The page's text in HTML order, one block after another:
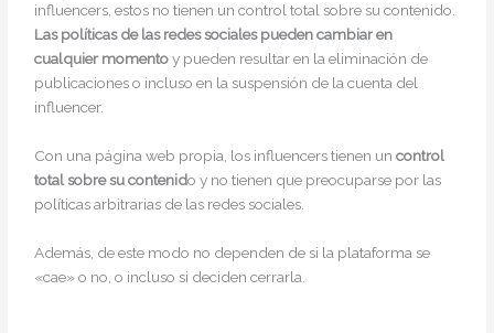
influencers, estos no tienen un control total sobre su contenido.
Las políticas de las redes sociales pueden cambiar en
cualquier momentoy pueden resultar en la eliminación de
publicaciones o incluso en la suspensión de la cuenta del
influencer.
Con una página web propia, los influencers tienen uncontrol
total sobre su contenido y no tienen que preocuparse por las
políticas arbitrarias de las redes sociales.
Además, de este modo no dependen de si la plataforma se
«cae» o no, o incluso si deciden cerrarla.